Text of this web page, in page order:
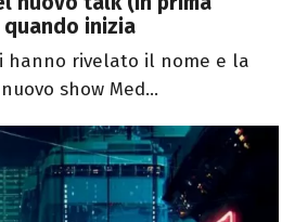
inizia
hanno rivelato il nome e la
show Med...